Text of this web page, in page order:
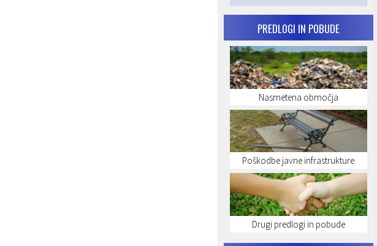
PREDLOGI IN POBUDE
Nasmetena območja
Poškodbe javne infrastrukture
Drugi predlogi in pobude